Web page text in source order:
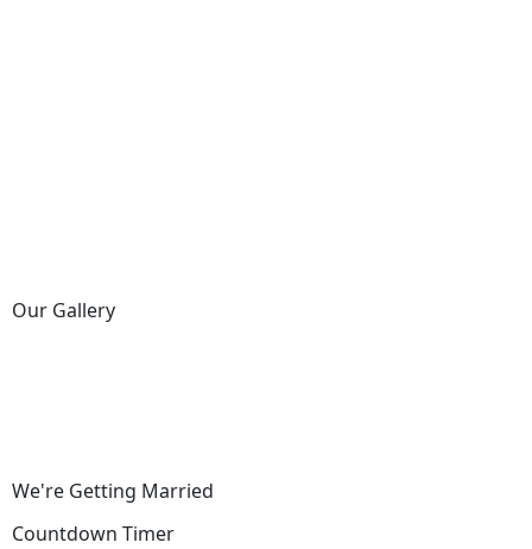
Our Gallery
We're Getting Married
Countdown Timer